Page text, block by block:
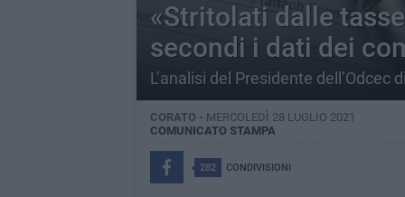
«Stritolati dalle
secondi i dati dei
L’analisi del Presidente dell’Odcec
CORATO - MERCOLEDÌ 28 LUGLIO 2021
COMUNICATO STAMPA
282 CONDIVISIONI